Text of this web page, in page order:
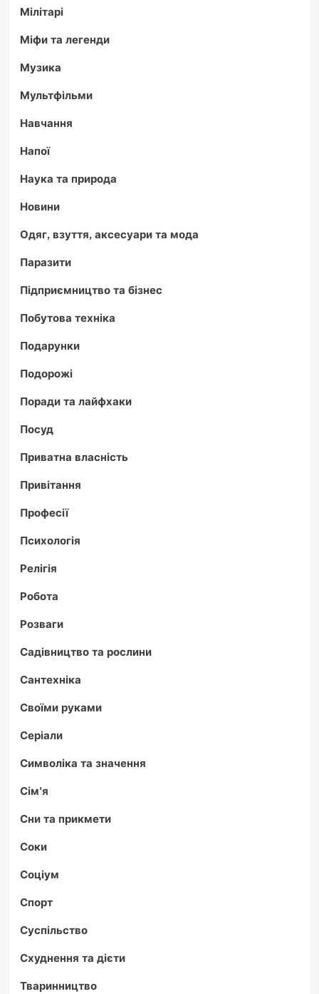
Мілітарі
Міфи та легенди
Музика
Мультфільми
Навчання
Напої
Наука та природа
Новини
Одяг, взуття, аксесуари та мода
Паразити
Підприємництво та бізнес
Побутова техніка
Подарунки
Подорожі
Поради та лайфхаки
Посуд
Приватна власність
Привітання
Професії
Психологія
Релігія
Робота
Розваги
Садівництво та рослини
Сантехніка
Своїми руками
Серіали
Символіка та значення
Сім'я
Сни та прикмети
Соки
Соціум
Спорт
Суспільство
Схуднення та дієти
Тваринництво